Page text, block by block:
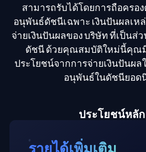
สามารถรับได้โดยการถือครอ
อนุพันธ์ดัชนีเฉพาะ เงินปันผลเห
จ่ายเงินปันผลของ บริษัท ที่เป็นส่
ดัชนี ด้วยคุณสมบัติใหม่นี้คุณ
ประโยชน์จากการจ่ายเงินปันผ
อนุพันธ์ในดัชนียอด
ประโยชน์หลัก
รายได้เพิ่มเติม